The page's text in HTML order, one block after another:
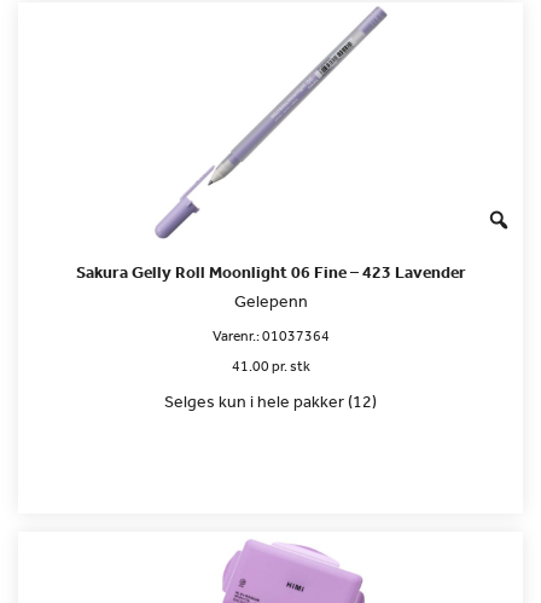
Sakura Gelly Roll Moonlight 06 Fine – 423 Lavender
Gelepenn
Varenr.:01037364
41.00 pr. stk
Selges kun i hele pakker (12)